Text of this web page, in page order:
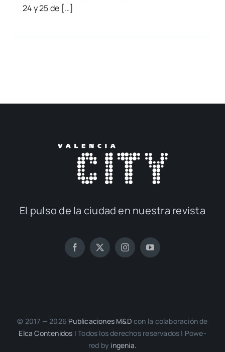
24 y 25 de […]
El pul­so de la ciu­dad en nues­tra revis­ta
© 2017 — 2026 Publi­ca­cio­nes M&D con la cola­bo­ra­ción de
Elca Con­te­ni­dos | Todos los dere­chos reser­va­dos | Powe­
red by inge­nia.